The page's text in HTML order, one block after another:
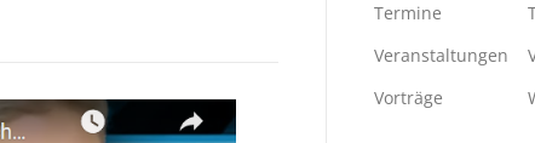
Termine
Veranstaltungen
Vorträge